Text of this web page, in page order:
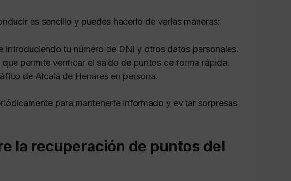
es sencillo y puedes hacerlo de varias maneras:
introduciendo tu número de DNI y otros datos personales.
permite verificar el saldo de puntos de forma rápida.
de Alcalá de Henares en persona.
para mantenerte informado y evitar sorpresas
la recuperación de puntos del